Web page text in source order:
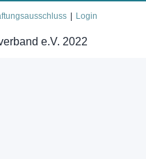
Login
e.V. 2022